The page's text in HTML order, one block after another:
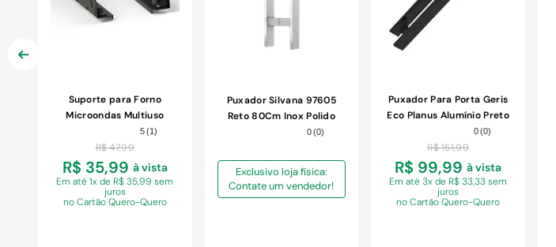
Suporte para Forno
Microondas Multiuso
Brasforma Preto com
Braço Ajustável
5(1)
R$ 47,99
R$ 35,99 à vista
Ematé 1x de R$ 35,99 sem
juros
no Cartão Quero-Quero
Puxador Silvana 97605
Reto 80Cm Inox Polido
Cartela Com 1 Par
0(0)
Exclusivo loja física:
Contate um vendedor!
Puxador Para Porta Geris
Eco Planus Alumínio Preto
40x400x300mm
0 (0)
R$ 151,99
R$ 99,99 à vista
Ematé 3x de R$ 33,33 sem
juros
no Cartão Quero-Quero